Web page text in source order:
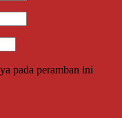
pada peramban ini